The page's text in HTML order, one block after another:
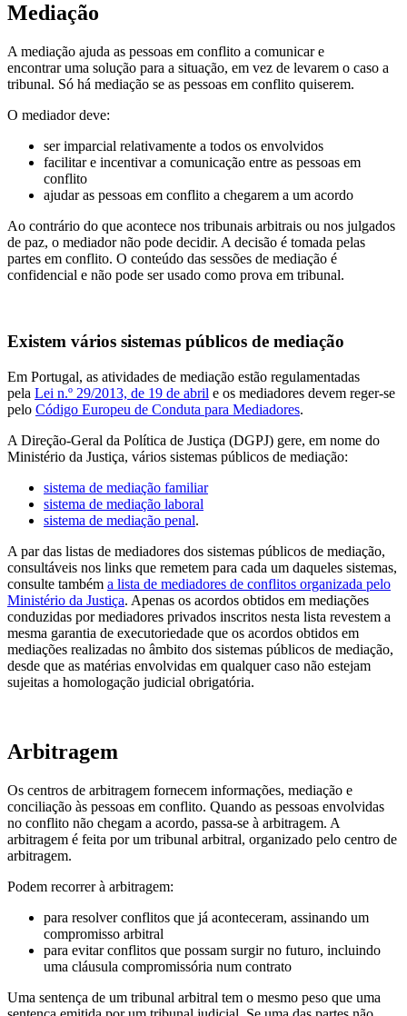
Mediação
A mediação ajuda as pessoas em conflito a comunicar e
encontrar uma solução para a situação, em vez de levarem o caso a
tribunal. Só há mediação se as pessoas em conflito quiserem.
O mediador deve:
ser imparcial relativamente a todos os envolvidos
facilitar e incentivar a comunicação entre as pessoas em
conflito
ajudar as pessoas em conflito a chegarem a um acordo
Ao contrário do que acontece nos tribunais arbitrais ou nos julgados
de paz, o mediador não pode decidir. A decisão é tomada pelas
partes em conflito. O conteúdo das sessões de mediação é
confidencial e não pode ser usado como prova em tribunal.
Existem vários sistemas públicos de mediação
Em Portugal, as atividades de mediação estão regulamentadas
pela Lei n.º 29/2013, de 19 de abril e os mediadores devem reger-se
pelo Código Europeu de Conduta para Mediadores.
A Direção-Geral da Política de Justiça (DGPJ) gere, em nome do
Ministério da Justiça, vários sistemas públicos de mediação:
sistema de mediação familiar
sistema de mediação laboral
sistema de mediação penal.
A par das listas de mediadores dos sistemas públicos de mediação,
consultáveis nos links que remetem para cada um daqueles sistemas,
consulte também a lista de mediadores de conflitos organizada pelo
Ministério da Justiça. Apenas os acordos obtidos em mediações
conduzidas por mediadores privados inscritos nesta lista revestem a
mesma garantia de executoriedade que os acordos obtidos em
mediações realizadas no âmbito dos sistemas públicos de mediação,
desde que as matérias envolvidas em qualquer caso não estejam
sujeitas a homologação judicial obrigatória.
Arbitragem
Os centros de arbitragem fornecem informações, mediação e
conciliação às pessoas em conflito. Quando as pessoas envolvidas
no conflito não chegam a acordo, passa-se à arbitragem. A
arbitragem é feita por um tribunal arbitral, organizado pelo centro de
arbitragem.
Podem recorrer à arbitragem:
para resolver conflitos que já aconteceram, assinando um
compromisso arbitral
para evitar conflitos que possam surgir no futuro, incluindo
uma cláusula compromissória num contrato
Uma sentença de um tribunal arbitral tem o mesmo peso que uma